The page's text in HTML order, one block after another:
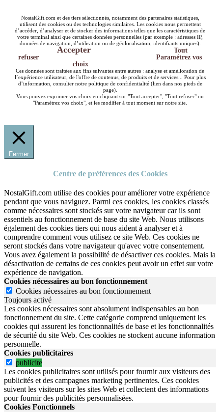
NostalGift.com et des tiers sélectionnés, notamment des partenaires statistiques,
utilisent des cookies ou des technologies similaires. Les cookies nous permettent
d’accéder, d’analyser et de stocker des informations telles que les caractéristiques de
votre terminal ainsi que certaines données personnelles (par exemple : adresses IP,
données de navigation, d’utilisation ou de géolocalisation, identifiants uniques).
Accepter
Tout
refuser
Paramétrez vos
choix
Ces données sont traitées aux fins suivantes entre autres : analyse et amélioration de
l’expérience utilisateur, de l'offre de contenus, de produits et de services... Pour plus
d’information, consulter notre politique de confidentialité (lien dans nos pieds de
page).
Vous pouvez exprimer vos choix en cliquant sur "Tout accepter", "Tout refuser" ou
"Paramétrez vos choix", et les modifier à tout moment sur notre site.
Fermer
Centre de préférences des Cookies
NostalGift.com utilise des cookies pour améliorer votre expérience
pendant que vous naviguez. Parmi ces cookies, les cookies classés
comme nécessaires sont stockés sur votre navigateur car ils sont
essentiels au fonctionnement de base du site Web. Nous utilisons
également des cookies tiers qui nous aident à analyser et à
comprendre comment vous utilisez ce site Web. Ces cookies ne
seront stockés dans votre navigateur qu'avec votre consentement.
Vous avez également la possibilité de désactiver ces cookies. Mais la
désactivation de certains de ces cookies peut avoir un effet sur votre
expérience de navigation.
Cookies nécessaires au bon fonctionnement
Cookies nécessaires au bon fonctionnement
Toujours activé
Les cookies nécessaires sont absolument indispensables au bon
fonctionnement du site. Cette catégorie comprend uniquement les
cookies qui assurent les fonctionnalités de base et les fonctionnalités
de sécurité du site Web. Ces cookies ne stockent aucune information
personnelle.
Cookies publicitaires
publicite
Les cookies publicitaires sont utilisés pour fournir aux visiteurs des
publicités et des campagnes marketing pertinentes. Ces cookies
suivent les visiteurs sur les sites Web et collectent des informations
pour fournir des publicités personnalisées.
Cookies Fonctionnels